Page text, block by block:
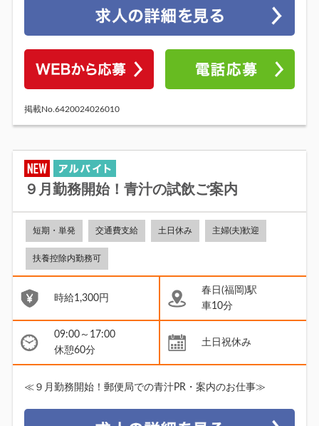
掲載No.6420024026010
９月勤務開始！青汁の試飲ご案内
短期・単発 交通費支給 土日休み 主婦(夫)歓迎
扶養控除内勤務可
時給1,300円
春日(福岡)駅
車10分
09:00～17:00
休憩60分
土日祝休み
≪９月勤務開始！郵便局での青汁PR・案内のお仕事≫